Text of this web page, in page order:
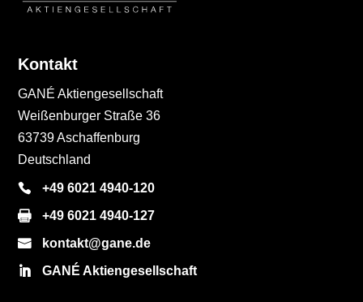
Kontakt
GANÉ Aktiengesellschaft
Weißenburger Straße 36
63739 Aschaffenburg
Deutschland
+49 6021 4940-120
+49 6021 4940-127
kontakt@gane.de
GANÉ Aktiengesellschaft